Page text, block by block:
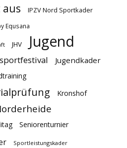
aus IPZV Nord Sportkader
Equsana
JHV Jugend
Jugendkader
Kronshof
Seniorenturnier
Sportleistungskader